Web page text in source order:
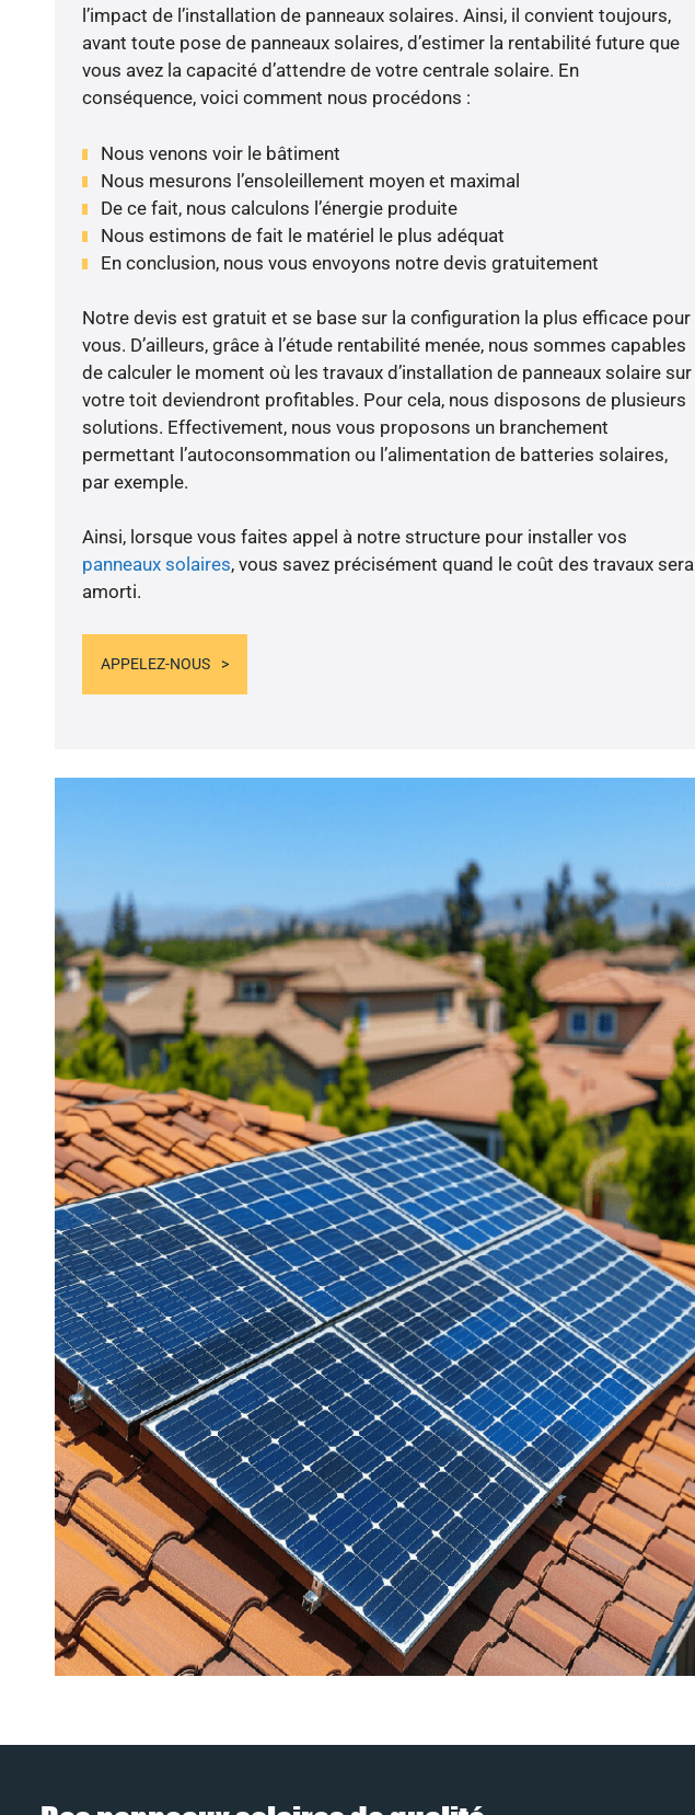
l’impact de l’installation de panneaux solaires. Ainsi, il convient toujours,
avant toute pose de panneaux solaires, d’estimer la rentabilité future que
vous avez la capacité d’attendre de votre centrale solaire. En
conséquence, voici comment nous procédons :
Nous venons voir le bâtiment
Nous mesurons l’ensoleillement moyen et maximal
De ce fait, nous calculons l’énergie produite
Nous estimons de fait le matériel le plus adéquat
En conclusion, nous vous envoyons notre devis gratuitement
Notre devis est gratuit et se base sur la configuration la plus efficace pour
vous. D’ailleurs, grâce à l’étude rentabilité menée, nous sommes capables
de calculer le moment où les travaux d’installation de panneaux solaire sur
votre toit deviendront profitables. Pour cela, nous disposons de plusieurs
solutions. Effectivement, nous vous proposons un branchement
permettant l’autoconsommation ou l’alimentation de batteries solaires,
par exemple.
Ainsi, lorsque vous faites appel à notre structure pour installer vos
panneaux solaires, vous savez précisément quand le coût des travaux sera
amorti.
APPELEZ-NOUS